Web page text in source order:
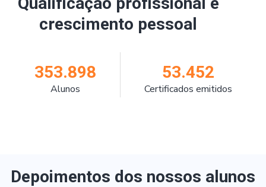
crescimento pessoal
353.898
Alunos
53.452
Certificados emitidos
Depoimentos dos nossos alunos